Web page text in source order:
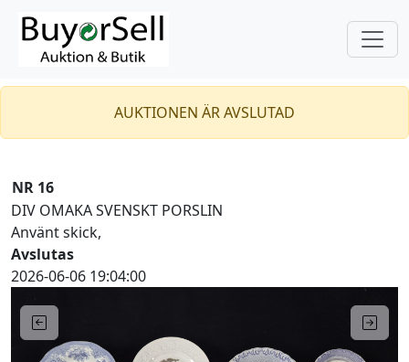
AUKTIONEN ÄR AVSLUTAD
NR 16
DIV OMAKA SVENSKT PORSLIN
Använt skick,
Avslutas
2026-06-06 19:04:00